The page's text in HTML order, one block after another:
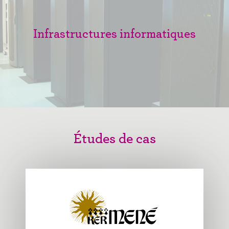
Infrastructures informatiques
Études de cas